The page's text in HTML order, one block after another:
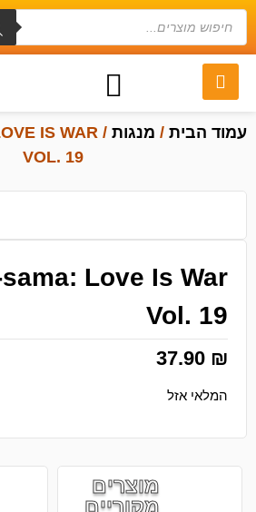
עמוד הבית / מנגות
IS WAR
VOL. 19
Love Is War
Vol. 19
37.90 ₪
המלאי אזל
מוצרים
מקוריים